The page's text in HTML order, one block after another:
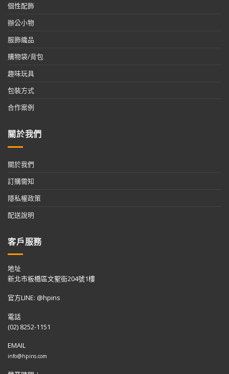
個性配飾
辦公小物
服飾織品
購物袋/背包
趣味玩具
包裝方式
合作案例
關於我們
關於我們
訂購需知
隱私權政策
配送說明
客戶服務
地址
新北市板橋區文聖街204號1樓
官方LINE: @hpins
電話
(02) 8252-1151
EMAIL
info@hpins.com